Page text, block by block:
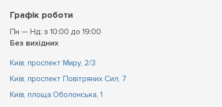
Графік роботи
Пн — Нд: з 10:00 до 19:00
Без вихідних
Київ, проспект Миру, 2/3
Київ, проспект Повітряних Сил, 7
Київ, площа Оболонська, 1